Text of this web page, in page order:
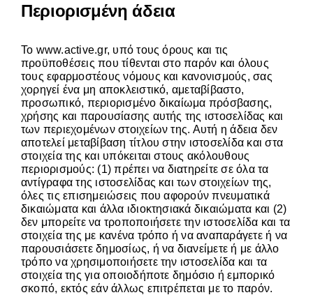
Περιορισμένη άδεια
Το www.active.gr, υπό τους όρους και τις
προϋποθέσεις που τίθενται στο παρόν και όλους
τους εφαρμοστέους νόμους και κανονισμούς, σας
χορηγεί ένα μη αποκλειστικό, αμεταβίβαστο,
προσωπικό, περιορισμένο δικαίωμα πρόσβασης,
χρήσης και παρουσίασης αυτής της ιστοσελίδας και
των περιεχομένων στοιχείων της. Αυτή η άδεια δεν
αποτελεί μεταβίβαση τίτλου στην ιστοσελίδα και στα
στοιχεία της και υπόκειται στους ακόλουθους
περιορισμούς: (1) πρέπει να διατηρείτε σε όλα τα
αντίγραφα της ιστοσελίδας και των στοιχείων της,
όλες τις επισημειώσεις που αφορούν πνευματικά
δικαιώματα και άλλα ιδιοκτησιακά δικαιώματα και (2)
δεν μπορείτε να τροποποιήσετε την ιστοσελίδα και τα
στοιχεία της με κανένα τρόπο ή να αναπαράγετε ή να
παρουσιάσετε δημοσίως, ή να διανείμετε ή με άλλο
τρόπο να χρησιμοποιήσετε την ιστοσελίδα και τα
στοιχεία της για οποιοδήποτε δημόσιο ή εμπορικό
σκοπό, εκτός εάν άλλως επιτρέπεται με το παρόν.